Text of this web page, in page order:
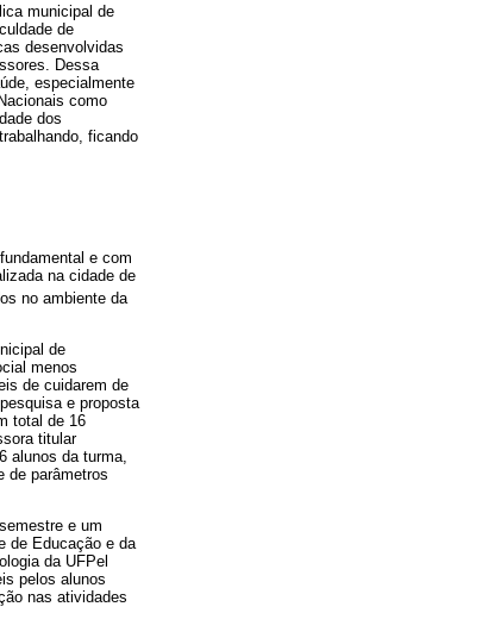
municipal de
de
desenvolvidas
Dessa
especialmente
como
dos
ficando
e com
na cidade de
no ambiente da
de
menos
de cuidarem de
e proposta
total de 16
titular
alunos da turma,
de parâmetros
e um
de Educação e da
da UFPel
pelos alunos
nas atividades